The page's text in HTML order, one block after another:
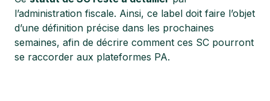
l’administration fiscale. Ainsi, ce label doit faire l’objet
d’une définition précise dans les prochaines
semaines, afin de décrire comment ces SC pourront
se raccorder aux plateformes PA.